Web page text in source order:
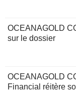
OCEANAGOLD
sur le dossier
OCEANAGOLD
Financial réitère